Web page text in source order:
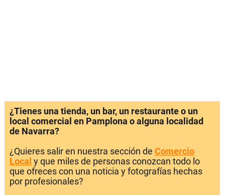
¿Tienes una tienda, un bar, un restaurante o un
local comercial en Pamplona o alguna localidad
de Navarra?
¿Quieres salir en nuestra sección de Comercio
Local y que miles de personas conozcan todo lo
que ofreces con una noticia y fotografías hechas
por profesionales?